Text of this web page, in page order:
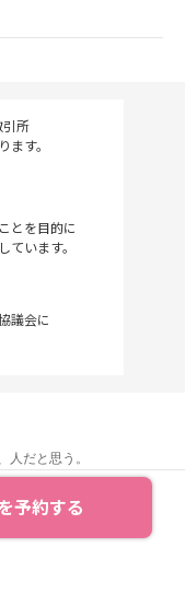
予約する
所
す。
とを目的に
います。
議会に
人だと思う。